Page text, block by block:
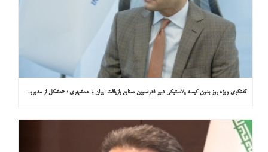
گفتگوی ویژه روز بدون کیسه پلاستیکی دبیر فدراسیون صنایع بازیافت ایران با همشهری : «مشکل از مدیریت پسماند پلاستیکی است، نه کیسه پلاستیکی»